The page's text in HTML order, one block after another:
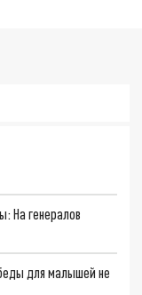
На генералов
для малышей не